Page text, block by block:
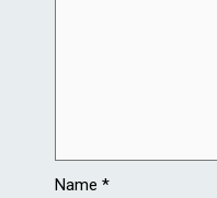
Name *